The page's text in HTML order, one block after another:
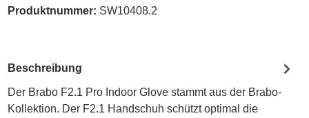
Produktnummer: SW10408.2
Beschreibung
Der Brabo F2.1 Pro Indoor Glove stammt aus der Brabo-
Kollektion. Der F2.1 Handschuh schützt optimal die